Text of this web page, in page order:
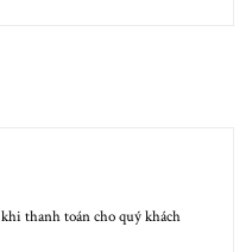
thanh toán cho quý khách